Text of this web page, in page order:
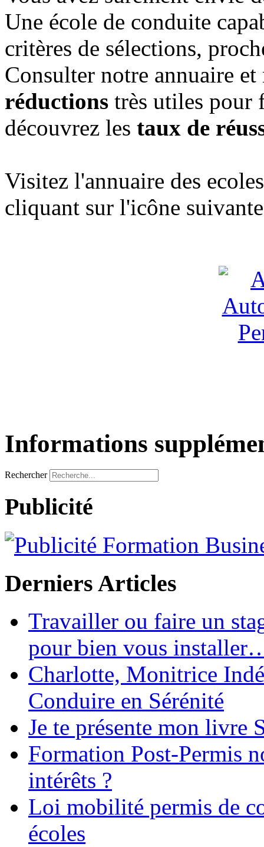
Une école de conduite
critères de sélections,
Consulter notre annuaire
réductions très utiles pour
découvrez les taux de
Visitez l'annuaire des
cliquant sur l'icône
Informations
Rechercher
Publicité
Derniers Articles
Travailler ou faire un
pour bien vous
Charlotte, Monitrice
Conduire en Sérénité
Je te présente mon livre
Formation Post-Permis
intérêts ?
Loi mobilité permis de
écoles